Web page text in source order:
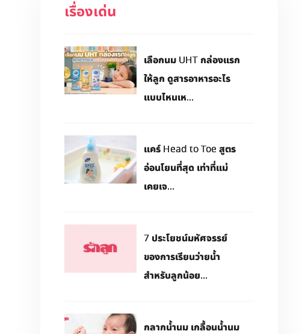
เรื่องเด่น
เลือกนม UHT กล่องแรก
ให้ลูก ดูสารอาหารอะไร
แบบไหนเห...
แคร์ Head to Toe สูตร
อ่อนโยนที่สุด เท่าที่แม่
เคยเจ...
7 ประโยชน์มหัศจรรย์
ของการเรียนว่ายน้ำ
สำหรับลูกน้อย...
กลากน้ำนม เกลื้อนน้ำนม